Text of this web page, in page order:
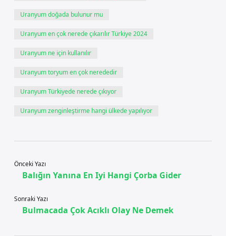
Uranyum doğada bulunur mu
Uranyum en çok nerede çıkarılır Türkiye 2024
Uranyum ne için kullanılır
Uranyum toryum en çok nerededir
Uranyum Türkiyede nerede çıkıyor
Uranyum zenginleştirme hangi ülkede yapılıyor
Önceki Yazı
Balığın Yanına En Iyi Hangi Çorba Gider
Sonraki Yazı
Bulmacada Çok Acıklı Olay Ne Demek